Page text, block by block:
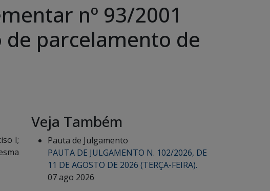
nº 93/2001
de parcelamento de
I;
Veja Também
Pauta de Julgamento
PAUTA DE JULGAMENTO N. 102/2026, DE
11 DE AGOSTO DE 2026 (TERÇA-FEIRA).
07 ago 2026